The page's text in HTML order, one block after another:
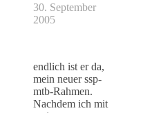
30. September
2005
endlich ist er da,
mein neuer ssp-
mtb-Rahmen.
Nachdem ich mit